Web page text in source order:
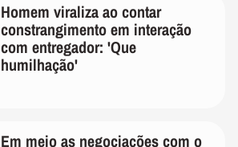
Homem viraliza ao contar
constrangimento em interação
com entregador: 'Que
humilhação'
Em meio as negociações com o